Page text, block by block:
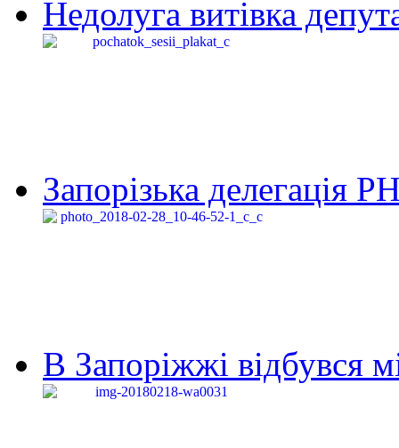
Недолуга витівка
Запорізька делегація
В Запоріжжі відбувся